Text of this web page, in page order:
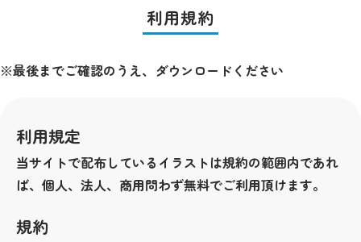
利用規約
※最後までご確認のうえ、ダウンロードください
利用規定
当サイトで配布しているイラストは規約の範囲内であれ
ば、個人、法人、商用問わず無料でご利用頂けます。
規約